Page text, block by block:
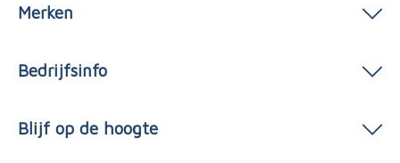
Merken
Bedrijfsinfo
Blijf op de hoogte